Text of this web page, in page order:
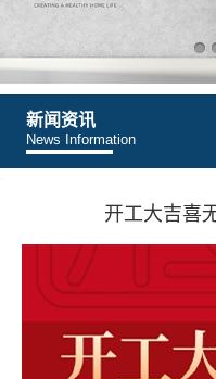
新闻资讯
News Information
开工大吉喜